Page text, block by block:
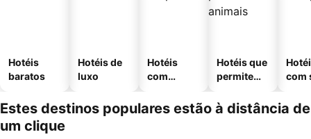
Hotéis
baratos
Hotéis de
luxo
Hotéis
com
Hotéis que
permitem
com
Estes destinos populares estão à distância de
um clique